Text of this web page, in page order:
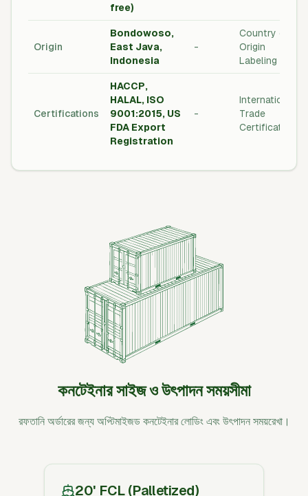
free)
Origin
Bondowoso,
East Java,
Indonesia
-
Country of
Origin
Labeling
Certifications
HACCP,
HALAL, ISO
9001:2015, US
FDA Export
Registration
-
International
Trade
Certifications
কনটেইনার সাইজ ও উৎপাদন সময়সীমা
রফতানি অর্ডারের জন্য অপ্টিমাইজড কনটেইনার লোডিং এবং উৎপাদন সময়রেখা।
20' FCL (Palletized)